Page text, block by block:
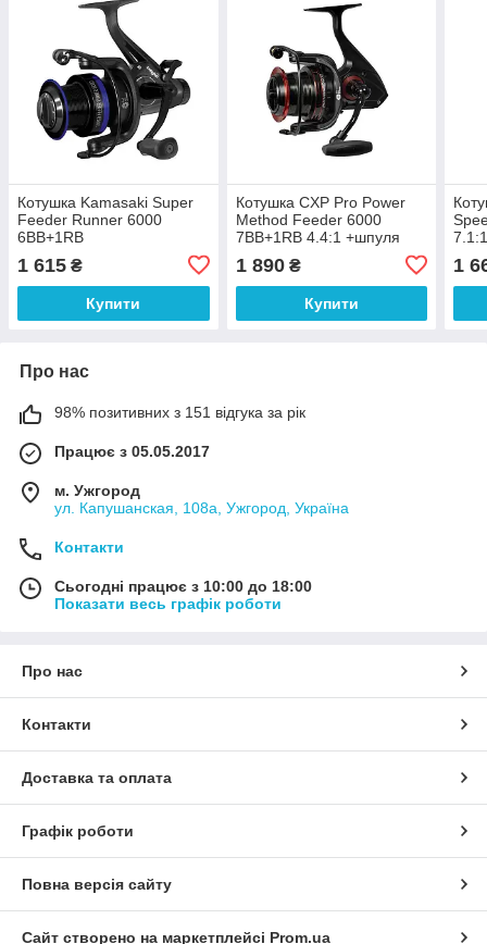
Котушка Kamasaki Super
Feeder Runner 6000
6BB+1RB
1 615 ₴
Купити
Котушка CXP Pro Power
Method Feeder 6000
7BB+1RB 4.4:1 +шпуля
1 890₴
Купити
1
Про нас
98% позитивних з 151 відгука за рік
Працює з 05.05.2017
м. Ужгород
ул. Капушанская, 108а, Ужгород, Україна
Контакти
Сьогодні працює з 10:00 до 18:00
Показати весь графік роботи
Про нас
Контакти
Доставка та оплата
Графік роботи
Повна версія сайту
Сайт створено на маркетплейсі Prom.ua